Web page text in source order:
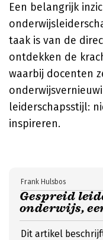
Een belangrijk
taak is van de
ontdekken de
waarbij docenten
leiderschapsstijl:
inspireren.
Gespreid
onderwijs,
Frank Hulsbos
Dit artikel